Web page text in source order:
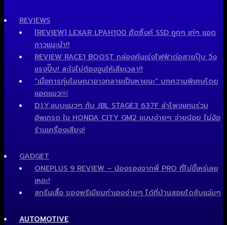
REVIEWS
[REVIEW] LEXAR LPAH100 ฮีตซิ้งค์ SSD ถูกๆ เท่ๆ แอด
กาวแนะนำ!!
REVIEW RACE1 BOOST กล่องคันเร่งไฟฟ้าต่อสายปุ๊บ วิ่ง
แรงปั๊บ! สะใจไม่ต้องจูนให้เสียเวลา!!
“เมื่อการทุ่มโฆษณาอาจกลายเป็นหายนะ” บทความพิเศษโดย
แอดแมว￼
D.I.Y.แบบแมวๆ กับ JBL STAGE3 637F ลำโพงแกนร่วม
อัพเกรด ใน HONDA CITY GM2 แบบง่ายๆ จ่ายน้อย ไม่ง้อ
ร้านเครื่องเสียง!
GADGET
ONEPLUS 9 REVIEW – น้องรองจากพี่ PRO ที่ไม่ขี้เหร่เลย
เหอะ!
สกรีนเสื้อ ของพรีเมียมทำเองง่ายๆ ได้ที่บ้านสอยไดซับแจ่มๆ
AUTOMOTIVE